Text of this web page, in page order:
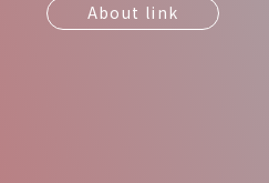
About link